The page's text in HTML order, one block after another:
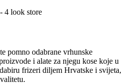
pomno odabrane vrhunske
i alate za njegu kose koje u
frizeri diljem Hrvatske i svijeta,